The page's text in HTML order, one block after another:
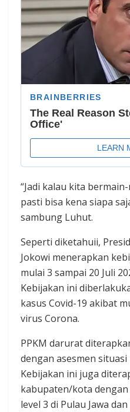
“Jadi kalau kita
pasti bisa kena siapa
sambung Luhut.
Seperti diketahuii,
Jokowi menerapkan
mulai 3 sampai 20 Juli
Kebijakan ini
kasus Covid-19 akibat
virus Corona.
PPKM darurat
dengan asesmen situasi
Kebijakan ini juga
kabupaten/kota
level 3 di Pulau Jawa dan